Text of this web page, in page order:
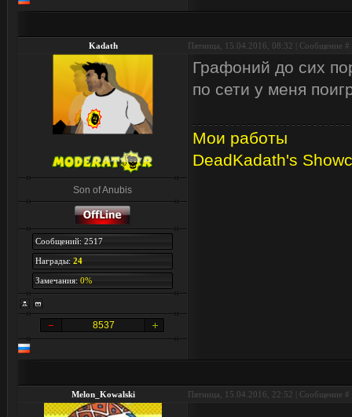
Kadath Пятница, 15.04.2016, 08:32 | Сообщение #
Son of Anubis
Сообщений: 2517
Награды: 24
Замечания: 0%
8537
Графоний до сих
по сети у меня
Мои работы
DeadKadath's
Melon_Kowalski Пятница, 15.04.2016, 22:52 | Сообщение #